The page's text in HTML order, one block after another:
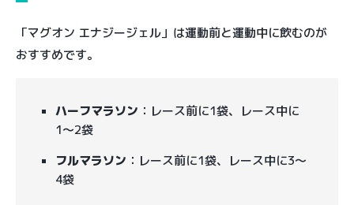
「マグオン エナジージェル」は運動前と運動中に飲むのが
おすすめです。
ハーフマラソン ：レース前に1袋、レース中に
1〜2袋
フルマラソン ：レース前に1袋、レース中に3〜
4袋